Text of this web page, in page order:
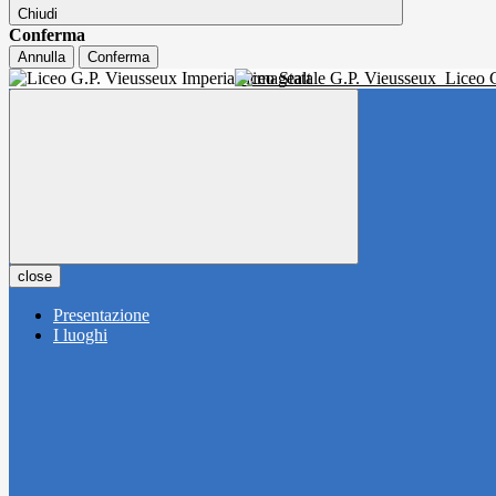
Chiudi
Conferma
Annulla Conferma
Liceo Statale G.P. Vieusseux Liceo
close
Presentazione
I luoghi